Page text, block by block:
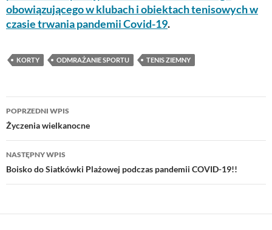
obowiązującego w klubach i obiektach tenisowych w
czasie trwania pandemii Covid-19.
KORTY ODMRAŻANIE SPORTU TENIS ZIEMNY
Nawigacja
wpisu
POPRZEDNI WPIS
Życzenia wielkanocne
NASTĘPNY WPIS
Boisko do Siatkówki Plażowej podczas pandemii COVID-19!!